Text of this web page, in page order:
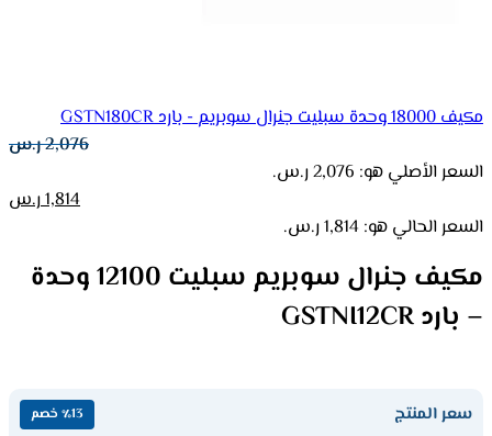
مكيف 18000 وحدة سبليت جنرال سوبريم - بارد GSTN180CR
2,076ر.س
السعر الأصلي هو: 2,076 ر.س.
1,814ر.س
السعر الحالي هو: 1,814 ر.س.
مكيف جنرال سوبريم سبليت 12100 وحدة
– بارد GSTNI12CR
سعر المنتج ٪13 خصم